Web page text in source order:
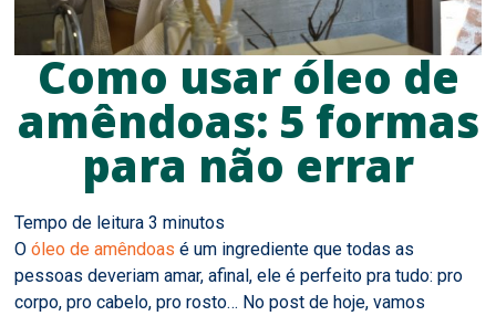
Como usar óleo de
amêndoas: 5 formas
para não errar
Oóleo de amêndoas é um ingrediente que todas as
pessoas deveriam amar, afinal, ele é perfeito pra tudo: pro
corpo, pro cabelo, pro rosto… No post de hoje, vamos